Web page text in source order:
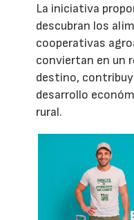
La iniciativa
descubran los
cooperativas
conviertan en un
destino,
desarrollo
rural.